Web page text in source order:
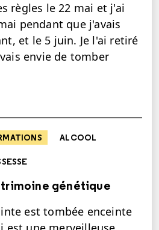
règles le 22 mai et j'ai
pendant que j'avais
et le 5 juin. Je l'ai retiré
envie de tomber
ALCOOL
génétique
est tombée enceinte